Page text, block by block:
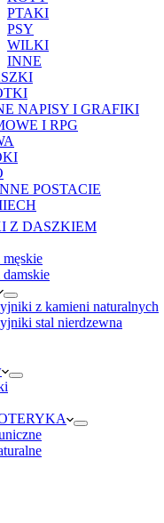
PTAKI
PSY
WILKI
INNE
NAPISY I GRAFIKI
I RPG
POSTACIE
Z DASZKIEM
z kamieni naturalnych
stal nierdzewna